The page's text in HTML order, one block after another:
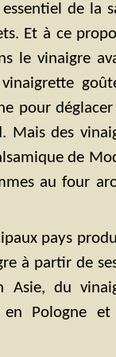
de la
Et à ce
le vinaigre
pour déglacer
Mais des
de
au four
pays
à partir de
du
en Pologne